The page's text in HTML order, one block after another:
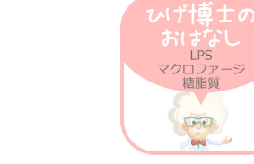
第33回 抗生物質とアトピーの話
第32回 抗炎症の仕組みの話
第31回 人工甘味料と腸内細菌叢の話
第30回 食事と抗菌作用の話
第28回 ステロイドの話